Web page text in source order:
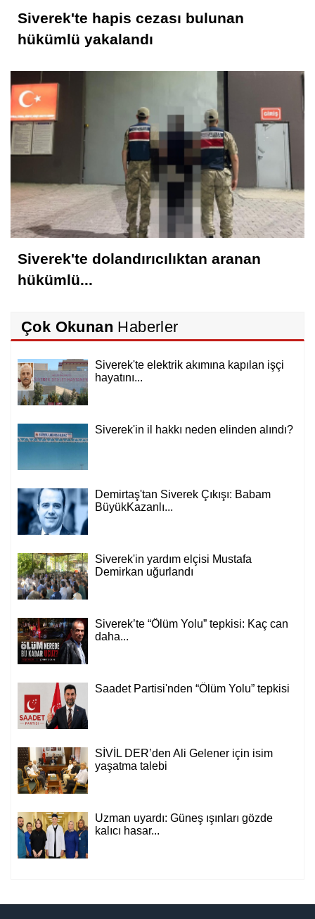
Siverek'te hapis cezası bulunan
hükümlü yakalandı
Siverek'te dolandırıcılıktan aranan
hükümlü...
Çok Okunan Haberler
Siverek'te elektrik akımına kapılan işçi
hayatını...
Siverek'in il hakkı neden elinden alındı?
Demirtaş'tan Siverek Çıkışı: Babam
BüyükKazanlı...
Siverek'in yardım elçisi Mustafa
Demirkan uğurlandı
Siverek’te “Ölüm Yolu” tepkisi: Kaç can
daha...
Saadet Partisi'nden “Ölüm Yolu” tepkisi
SİVİL DER’den Ali Gelener için isim
yaşatma talebi
Uzman uyardı: Güneş ışınları gözde
kalıcı hasar...